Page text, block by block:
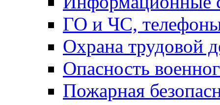
ГО и ЧС,
Охрана трудовой
Опасность
Пожарная